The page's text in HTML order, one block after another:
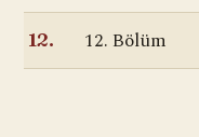
12. 12. Bölüm